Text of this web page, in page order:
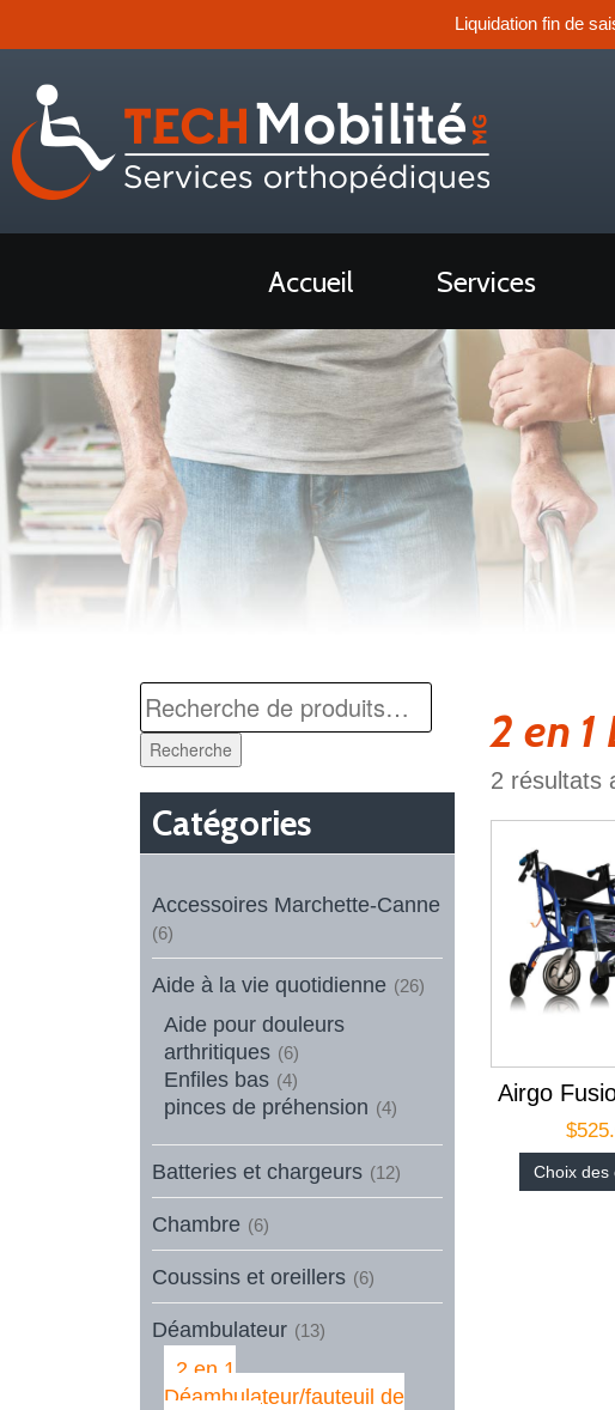
Liquidation fin de
Accueil Services
Recherche
Catégories
Accessoires Marchette-Canne
(6)
Aide à la vie quotidienne (26)
Aide pour douleurs
arthritiques (6)
Enfiles bas (4)
pinces de préhension (4)
Batteries et chargeurs (12)
Chambre (6)
Coussins et oreillers (6)
Déambulateur (13)
2 en 1
Déambulateur/fauteuil de
2 en
2 résultats
Airgo
$
Choix des